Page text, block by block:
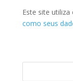
Este site
como seus